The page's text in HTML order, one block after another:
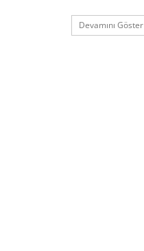
Devamını Göster